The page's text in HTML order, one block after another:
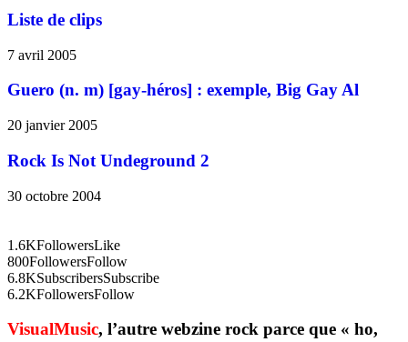
Liste de clips
7 avril 2005
Guero (n. m) [gay-héros] : exemple, Big Gay Al
20 janvier 2005
Rock Is Not Undeground 2
30 octobre 2004
1.6KFollowersLike
800FollowersFollow
6.8KSubscribersSubscribe
6.2KFollowersFollow
VisualMusic, l’autre webzine rock parce que « ho,